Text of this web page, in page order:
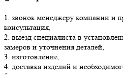
1. звонок менеджеру компании и
консультация,
2. выезд специалиста в
замеров и уточнения деталей,
3. изготовление,
4. доставка изделий и